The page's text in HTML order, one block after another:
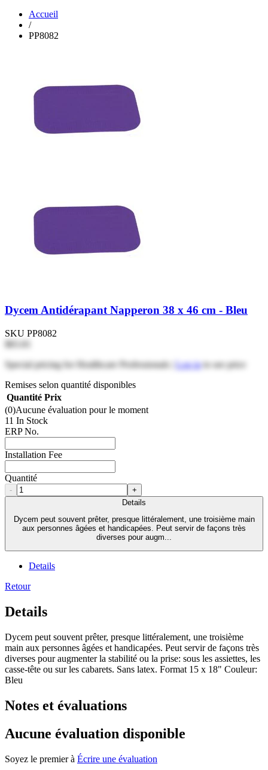
Accueil
/
PP8082
Dycem Antidérapant Napperon 38 x 46 cm - Bleu
SKU PP8082
$83.81
Special pricing for Healthcare Professionals | Log into see price
Remises selon quantité disponibles
Quantité Prix
(0)Aucune évaluation pour le moment
11 In Stock
ERP No.
Installation Fee
Quantité
-
+
Details
Dycem peut souvent prêter, presque littéralement, une troisième main
aux personnes âgées et handicapées. Peut servir de façons très
diverses pour augm...
Details
Retour
Details
Dycem peut souvent prêter, presque littéralement, une troisième
main aux personnes âgées et handicapées. Peut servir de façons très
diverses pour augmenter la stabilité ou la prise: sous les assiettes, les
casse-tête ou sur les cabarets. Sans latex. Format 15 x 18" Couleur:
Bleu
Notes et évaluations
Aucune évaluation disponible
Soyez le premier à Écrire une évaluation